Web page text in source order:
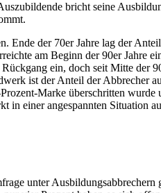
bricht seine
Ende der 70er Jahre lag der
am Beginn der 90er Jahre
ein, doch seit Mitte der
ist der Anteil der Abbrecher
Marke überschritten wurde
in einer angespannten Situation
unter